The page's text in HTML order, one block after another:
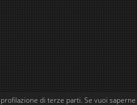
di terze parti. Se vuoi saperne